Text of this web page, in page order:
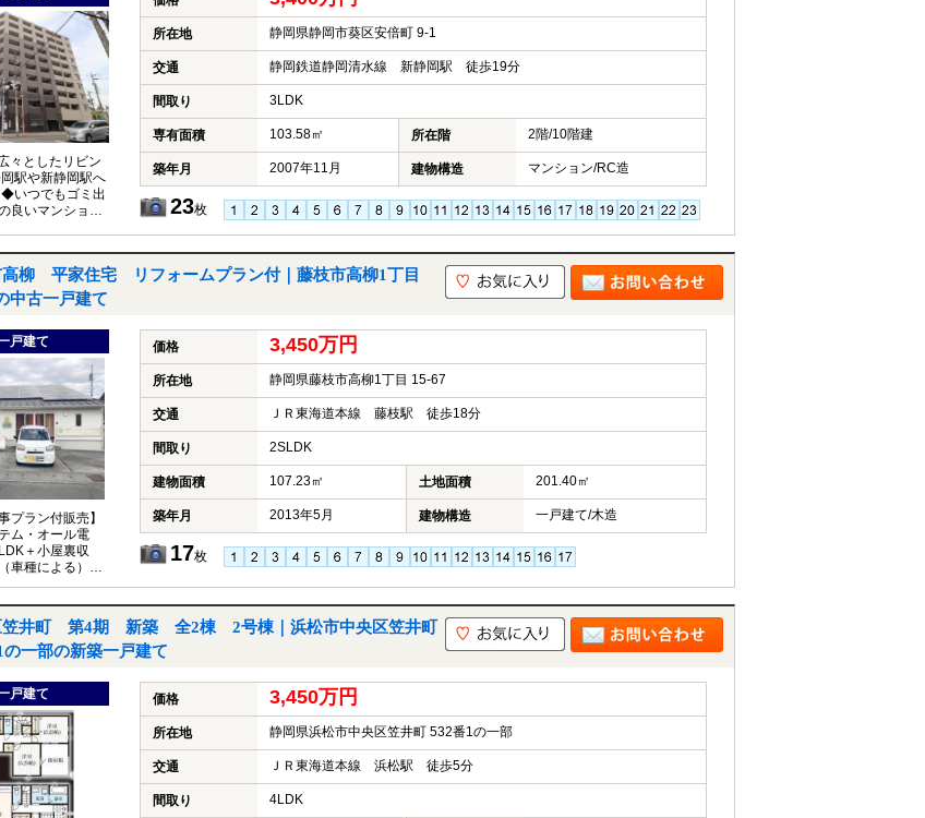
々としたリビン
駅や新静岡駅へ
いつでもゴミ出
良いマンション
所在地 静岡県静岡市葵区安倍町 9-1
交通 静岡鉄道静岡清水線 新静岡駅 徒歩19分
間取り 3LDK
専有面積 103.58㎡ 所在階 2階/10階建
築年月 2007年11月 建物構造 マンション/RC造
23枚
高柳 平家住宅 リフォームプラン付｜藤枝市高柳1丁目
中古一戸建て
戸建て
プラン付販売】
ム・オール電
＋小屋裏収
車種による）・
につき、引渡し
価格 3,450万円
所在地 静岡県藤枝市高柳1丁目 15-67
交通 ＪＲ東海道本線 藤枝駅 徒歩18分
間取り 2SLDK
建物面積 107.23㎡ 土地面積 201.40㎡
築年月 2013年5月 建物構造 一戸建て/木造
17枚
笠井町 第4期 新築 全2棟 2号棟｜浜松市中央区笠井町
の一部の新築一戸建て
戸建て 価格 3,450万円
所在地 静岡県浜松市中央区笠井町 532番1の一部
交通 ＪＲ東海道本線 浜松駅 徒歩5分
間取り 4LDK